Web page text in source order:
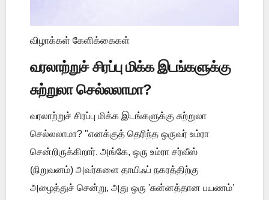
விழாக்கள் கேளிக்கைகள்
வரலாற்றுச் சிரப்பு மிக்க இடங்களுக்கு
சுற்றுலா செல்லலாமா?
வரலாற்றுச் சிரப்பு மிக்க இடங்களுக்கு சுற்றுலா
செல்லலாமா? "எனக்குத் தெரிந்த ஒருவர் உம்ரா
சென்றிருக்கிறார். அங்கே, ஒரு உம்ரா சர்வீஸ்
(நிறுவனம்) அவர்களை தாயிஃப் நகரத்திற்கு
அழைத்துச் சென்று, அது ஒரு 'சுன்னத்தான பயணம்'